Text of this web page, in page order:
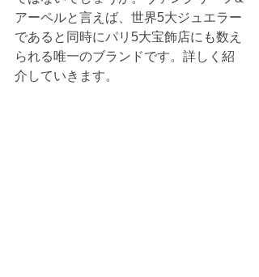
アーペルと言えば、世界5大ジュエラー
であると同時にパリ5大宝飾店にも数え
られる唯一のブランドです。詳しく紹
介していきます。